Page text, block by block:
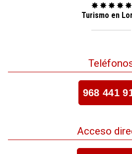
✸ ✸ ✸ ✸ ✸
Turismo en
968 441
Acceso